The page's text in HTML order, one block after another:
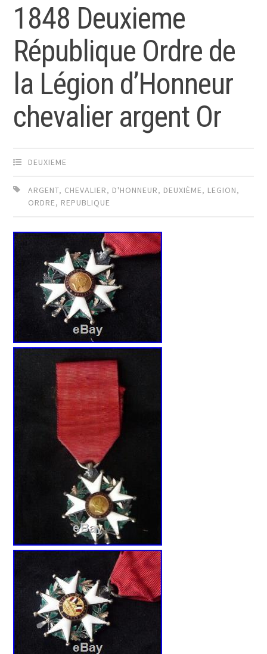
1848 Deuxieme
République Ordre de
la Légion d’Honneur
chevalier argent Or
DEUXIEME
ARGENT, CHEVALIER, D'HONNEUR, DEUXIÈME, LEGION,
ORDRE, REPUBLIQUE